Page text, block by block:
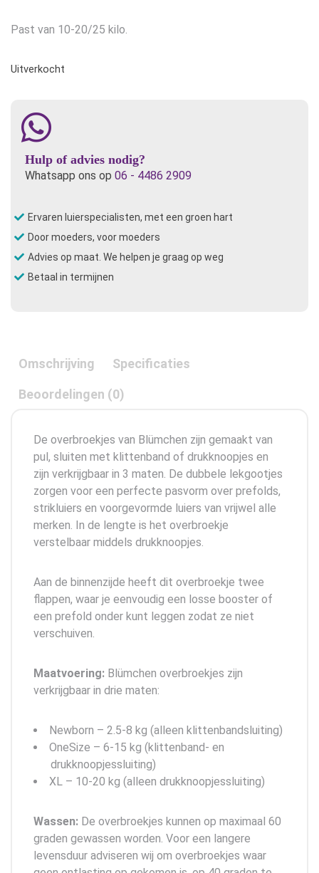
Past van 10-20/25 kilo.
Uitverkocht
Hulp of advies nodig?
Whatsapp ons op 06 - 4486 2909
Ervaren luierspecialisten, met een groen hart
Door moeders, voor moeders
Advies op maat. We helpen je graag op weg
Betaal in termijnen
Omschrijving Specificaties
Beoordelingen (0)
De overbroekjes van Blümchen zijn gemaakt van
pul, sluiten met klittenband of drukknoopjes en
zijn verkrijgbaar in 3 maten. De dubbele lekgootjes
zorgen voor een perfecte pasvorm over prefolds,
strikluiers en voorgevormde luiers van vrijwel alle
merken. In de lengte is het overbroekje
verstelbaar middels drukknoopjes.
Aan de binnenzijde heeft dit overbroekje twee
flappen, waar je eenvoudig een losse booster of
een prefold onder kunt leggen zodat ze niet
verschuiven.
Maatvoering: Blümchen overbroekjes zijn
verkrijgbaar in drie maten:
Newborn – 2.5-8 kg (alleen klittenbandsluiting)
OneSize – 6-15 kg (klittenband- en
drukknoopjessluiting)
XL – 10-20 kg (alleen drukknoopjessluiting)
Wassen: De overbroekjes kunnen op maximaal 60
graden gewassen worden. Voor een langere
levensduur adviseren wij om overbroekjes waar